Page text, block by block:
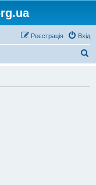
Вхід
Реєстрація